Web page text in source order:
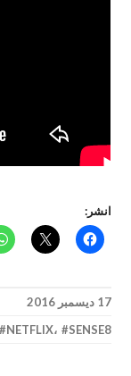
انشر:
17 ديسمبر 2016
NETFLIX، SENSE8